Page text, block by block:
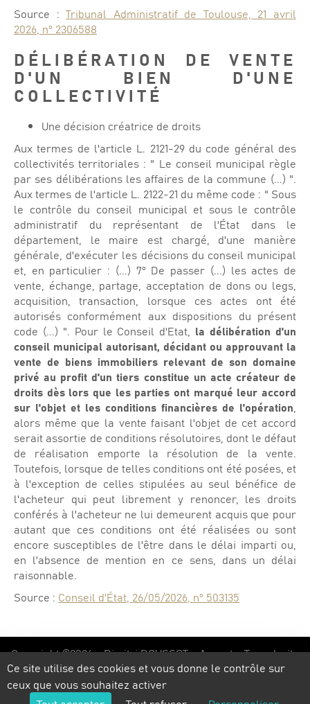
Source :Tribunal Administratif de Toulouse, 21 avril
2026, n° 2306588
DÉLIBÉRATION DE VENTE
D'UN BIEN D'UNE
COLLECTIVITÉ
Une décision créatrice de droits
Aux termes de l'article L. 2121-29 du code général des
collectivités territoriales : " Le conseil municipal règle
par ses délibérations les affaires de la commune (...) ".
Aux termes de l'article L. 2122-21 du même code : " Sous
le contrôle du conseil municipal et sous le contrôle
administratif du représentant de l'État dans le
département, le maire est chargé, d'une manière
générale, d'exécuter les décisions du conseil municipal
et, en particulier : (...) 7° De passer (...) les actes de
vente, échange, partage, acceptation de dons ou legs,
acquisition, transaction, lorsque ces actes ont été
autorisés conformément aux dispositions du présent
code (...) ". Pour le Conseil d'Etat, la délibération d'un
conseil municipal autorisant, décidant ou approuvant la
vente de biens immobiliers relevant de son domaine
privé au profit d'un tiers constitue un acte créateur de
droits dès lors que les parties ont marqué leur accord
sur l'objet et les conditions financières de l'opération,
alors même que la vente faisant l'objet de cet accord
serait assortie de conditions résolutoires, dont le défaut
de réalisation emporte la résolution de la vente.
Toutefois, lorsque de telles conditions ont été posées, et
à l'exception de celles stipulées au seul bénéfice de
l'acheteur qui peut librement y renoncer, les droits
conférés à l'acheteur ne lui demeurent acquis que pour
autant que ces conditions ont été réalisées ou sont
encore susceptibles de l'être dans le délai imparti ou,
en l'absence de mention en ce sens, dans un délai
raisonnable.
Source : Conseil d'État, 26/05/2026, n° 503135
Copyright ©2026 - Dimitri DOUSSOT - Avocat - Tous droits
réservés - RéalisationTorop.Net- Site mis à jour avec
WSB- Mentions légales-Politique de confidentialité
Plan du site
Ce site utilise des cookies et vous donne le contrôle sur
ceux que vous souhaitez activer